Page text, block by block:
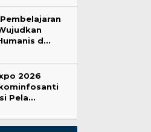
d…
2026
Pela…